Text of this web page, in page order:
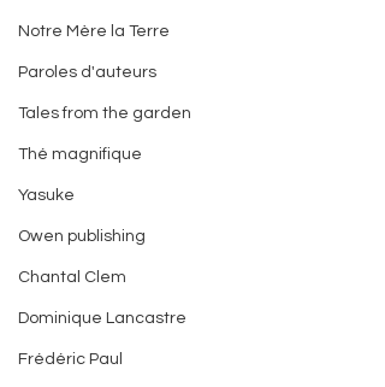
Notre Mère la Terre
Paroles d'auteurs
Tales from the garden
Thé magnifique
Yasuke
Owen publishing
Chantal Clem
Dominique Lancastre
Frédéric Paul